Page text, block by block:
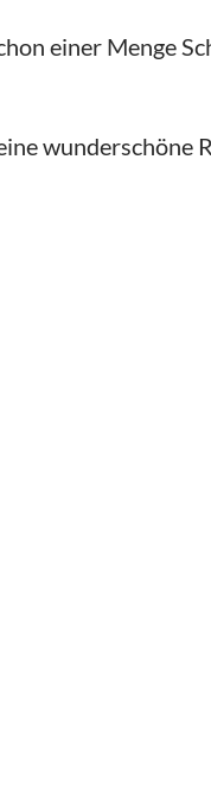
einer Menge
wunderschöne